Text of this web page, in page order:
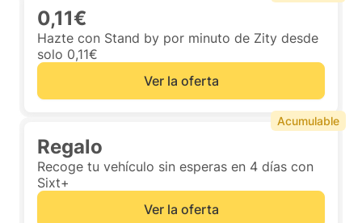
0,11€
Hazte con Stand by por minuto de Zity desde
solo 0,11€
Ver la oferta
Regalo
Recoge tu vehículo sin esperas en 4 días con
Sixt+
Ver la oferta
Acumulable